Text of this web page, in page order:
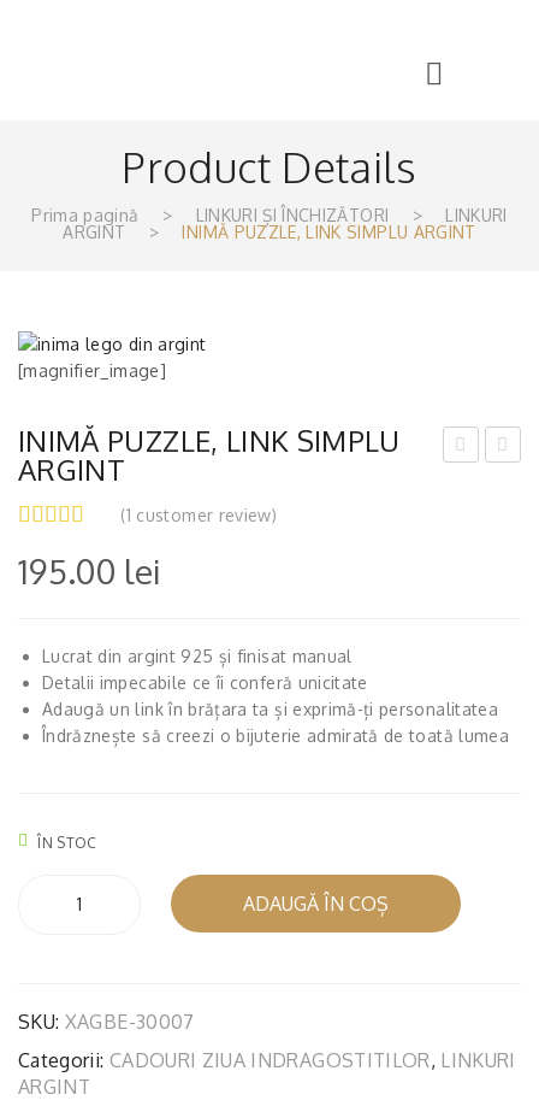
Product Details
Prima pagină > LINKURI ȘI ÎNCHIZĂTORI >
LINKURI
ARGINT
> INIMĂ PUZZLE, LINK SIMPLU ARGINT
[magnifier_image]
PLU
AR
SIM
PLU
INIMĂ PUZZLE, LINK SIMPLU
ARGINT
(1 customer review)
195.00 lei
Lucrat din argint 925 și finisat manual
Detalii impecabile ce îi conferă unicitate
Adaugă un link în brățara ta și exprimă-ți personalitatea
Îndrăznește să creezi o bijuterie admirată de toată lumea
ÎN STOC
ARGINT
ADAUGĂ ÎN COȘ
SKU: XAGBE-30007
Categorii: CADOURI ZIUA INDRAGOSTITILOR, LINKURI
ARGINT